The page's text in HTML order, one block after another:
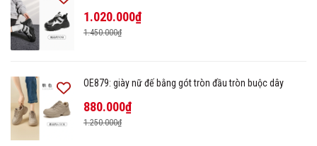
1.020.000₫
1.450.000₫
OE879: giày nữ đế bằng gót tròn đầu tròn buộc dây
880.000₫
1.250.000₫